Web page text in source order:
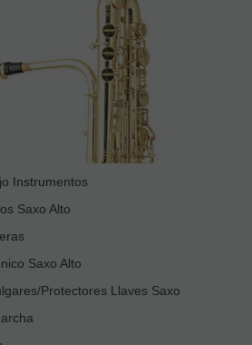
Instrumentos
Saxo Alto
Saxo Alto
Protectores Llaves Saxo